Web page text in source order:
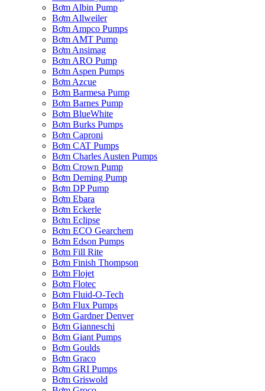
Bơm Albin Pump
Bơm Allweiler
Bơm Ampco Pumps
Bơm AMT Pump
Bơm Ansimag
Bơm ARO Pump
Bơm Aspen Pumps
Bơm Azcue
Bơm Barmesa Pump
Bơm Barnes Pump
Bơm BlueWhite
Bơm Burks Pumps
Bơm Caproni
Bơm CAT Pumps
Bơm Charles Austen Pumps
Bơm Crown Pump
Bơm Deming Pump
Bơm DP Pump
Bơm Ebara
Bơm Eckerle
Bơm Eclipse
Bơm ECO Gearchem
Bơm Edson Pumps
Bơm Fill Rite
Bơm Finish Thompson
Bơm Flojet
Bơm Flotec
Bơm Fluid-O-Tech
Bơm Flux Pumps
Bơm Gardner Denver
Bơm Gianneschi
Bơm Giant Pumps
Bơm Goulds
Bơm Graco
Bơm GRI Pumps
Bơm Griswold